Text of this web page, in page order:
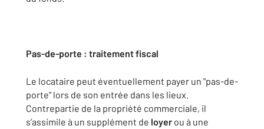
Pas-de-porte : traitement fiscal
Le locataire peut éventuellement payer un "pas-de-
porte" lors de son entrée dans les lieux.
Contrepartie de la propriété commerciale, il
s’assimile à un supplément de loyer ou à une